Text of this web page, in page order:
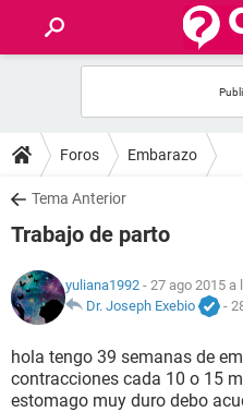
FOROS
SALUD
FAMILIA
NUTRICIÓN
BIENESTAR
Foros Embarazo
Tema Anterior
Trabajo de parto
yuliana1992 - 27 ago 2015 a
Dr. Joseph Exebio
-
hola tengo 39 semanas de
contracciones cada 10 o 15
estomago muy duro debo